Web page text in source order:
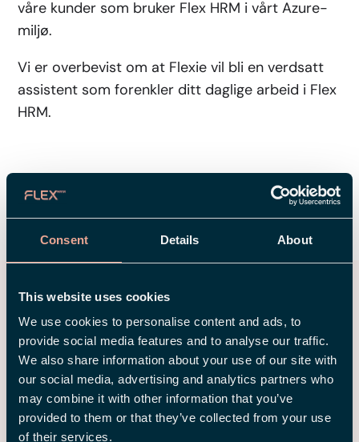
Consent Details About
This website uses cookies
We use cookies to personalise content and ads, to
provide social media features and to analyse our traffic.
We also share information about your use of our site with
our social media, advertising and analytics partners who
may combine it with other information that you’ve
provided to them or that they’ve collected from your use
of their services.
våre kunder som bruker Flex HRM i vårt Azure-
miljø.
Vi er overbevist om at Flexie vil bli en verdsatt
assistent som forenkler ditt daglige arbeid i Flex
HRM.
DEL
Relaterte innlegg